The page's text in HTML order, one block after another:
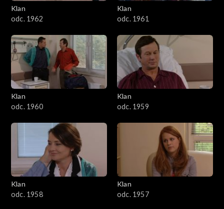
Klan
odc. 1962
Klan
odc. 1961
Klan
odc. 1960
Klan
odc. 1959
Klan
odc. 1958
Klan
odc. 1957